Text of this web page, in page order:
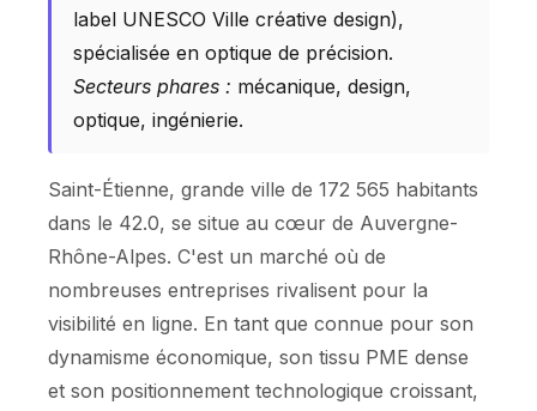
label UNESCO Ville créative design),
spécialisée en optique de précision.
Secteurs phares : mécanique, design,
optique, ingénierie.
Saint-Étienne, grande ville de 172 565 habitants
dans le 42.0, se situe au cœur de Auvergne-
Rhône-Alpes. C'est un marché où de
nombreuses entreprises rivalisent pour la
visibilité en ligne. En tant que connue pour son
dynamisme économique, son tissu PME dense
et son positionnement technologique croissant,